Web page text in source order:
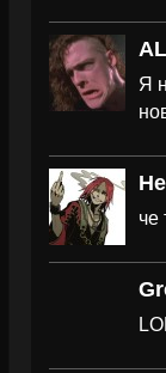
Я
че